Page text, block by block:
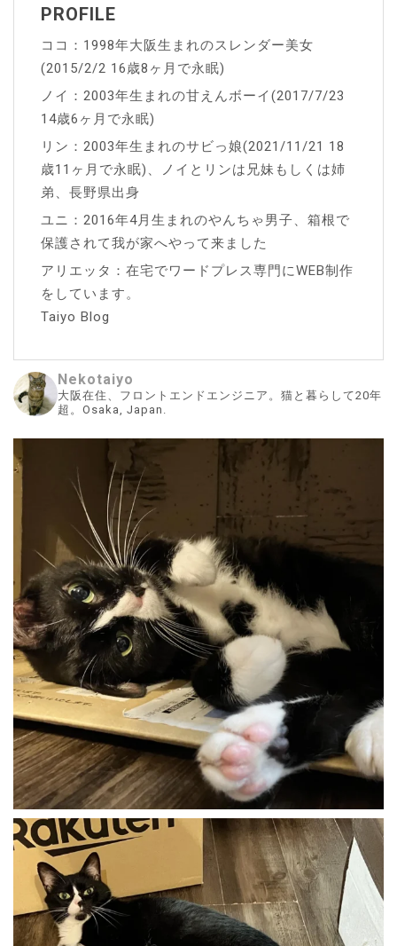
PROFILE
ココ：1998年大阪生まれのスレンダー美女
(2015/2/2 16歳8ヶ月で永眠)
ノイ：2003年生まれの甘えんボーイ(2017/7/23
14歳6ヶ月で永眠)
リン：2003年生まれのサビっ娘(2021/11/21 18
歳11ヶ月で永眠)、ノイとリンは兄妹もしくは姉
弟、長野県出身
ユニ：2016年4月生まれのやんちゃ男子、箱根で
保護されて我が家へやって来ました
アリエッタ：在宅でワードプレス専門にWEB制作
をしています。
Taiyo Blog
Nekotaiyo
大阪在住、フロントエンドエンジニア。猫と暮らして20年
超。Osaka, Japan.